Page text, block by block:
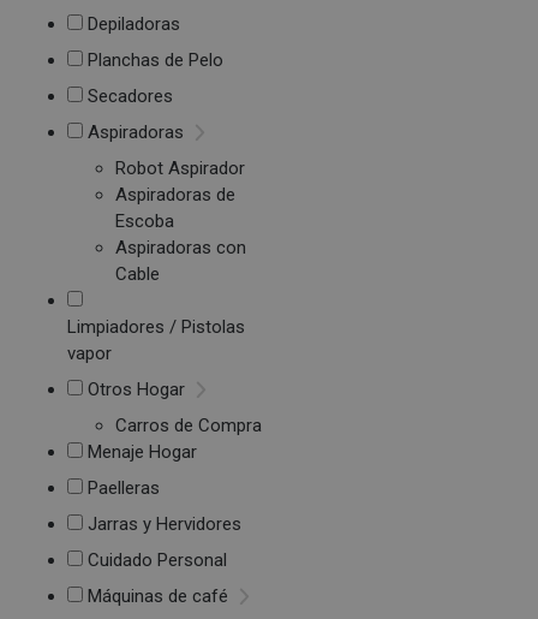
Depiladoras
Planchas de Pelo
Secadores
Aspiradoras
Robot Aspirador
Aspiradoras de
Escoba
Aspiradoras con
Cable
Limpiadores / Pistolas
vapor
Otros Hogar
Carros de Compra
Menaje Hogar
Paelleras
Jarras y Hervidores
Cuidado Personal
Máquinas de café